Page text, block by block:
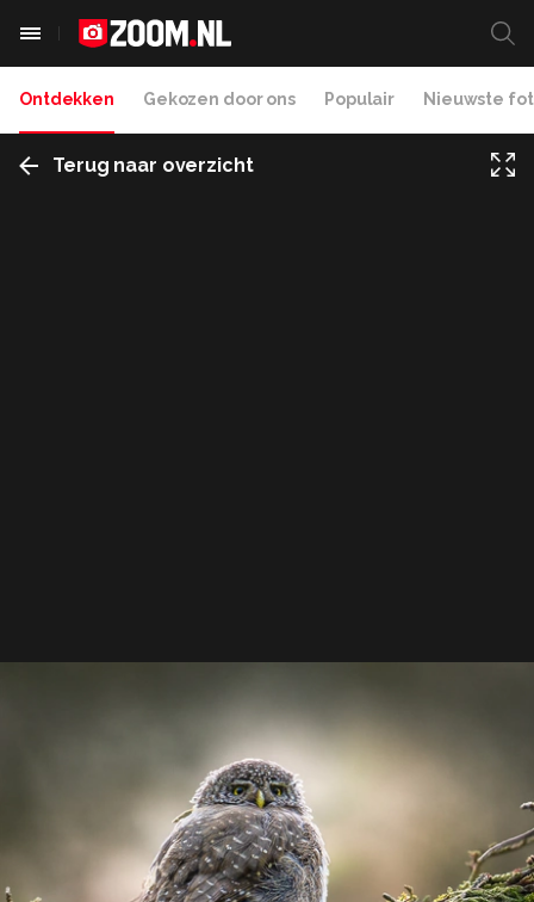
Ontdekken Gekozen door ons Populair Nieuwste
Terug naar overzicht